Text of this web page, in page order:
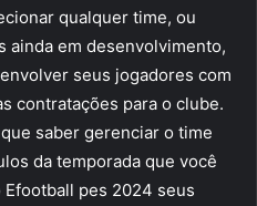
qualquer time, ou
ainda em desenvolvimento,
seus jogadores com
contratações para o clube.
saber gerenciar o time
da temporada que você
pes 2024 seus